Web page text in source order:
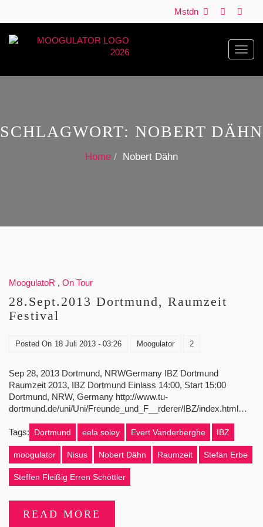
Mstdn
SCHLAGWORT: NOBERT DÄHN
Home Nobert Dähn
MoogulatoR , On Tour
28.Sept.2013 Dortmund, Raumzeit
Festival
Posted On 18 Juli 2013 - 03:26 Moogulator 2
Sep 28, 2013 Dortmund, NRWGermany IBZ Dortmund
Raumzeit 2013, IBZ Dortmund Einlass 14:00, Start 15:00
Dortmund, NRW, Germany http://www.tu-
dortmund.de/uni/Uni/Freunde_und_F__rderer/IBZ/index.html…
Tags: Dortmund eela soley Evert Vanderberghe IBZ
moogulator Nisus Nobert Dähn Raumzeit Stefan Erbe
Steffen Fleißig Erren Schöttler
READ MORE